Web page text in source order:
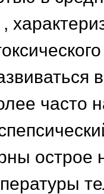
часто
острое